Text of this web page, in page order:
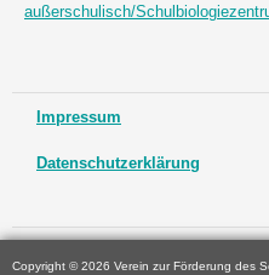
außerschulisch/
Impressum
Datenschutzerklärung
Copyright © 2026 Verein zur Förderung des